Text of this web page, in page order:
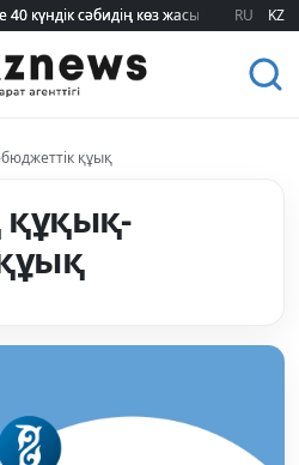
күндік сәбидің көз жасы:
күндік сәбидің көз жасы: RU KZ
құық